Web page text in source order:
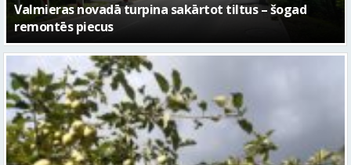
No pagaidu teātra līdz laikmetīgās kultūras centram
– kā attīstīsies “Kurtuve”